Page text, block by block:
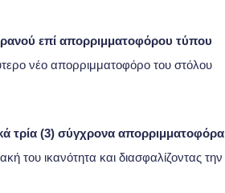
επί απορριμματοφόρου τύπου
νέο απορριμματοφόρο του στόλου
τρία (3) σύγχρονα απορριμματοφόρα
του ικανότητα και διασφαλίζοντας την